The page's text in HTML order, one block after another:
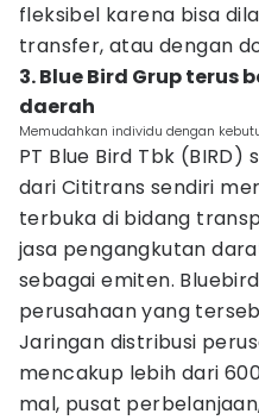
fleksibel karena bisa
transfer, atau dengan
3. Blue Bird Grup terus
daerah
Memudahkan individu dengan
PT Blue Bird Tbk
dari Cititrans sendiri
terbuka di bidang
jasa pengangkutan
sebagai emiten.
perusahaan yang
Jaringan distribusi
mencakup lebih dari
mal, pusat